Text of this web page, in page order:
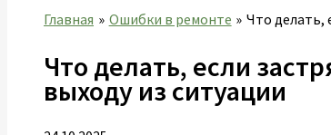
Главная Ошибки в ремонте Что делать,
Что делать, если
выходу из ситуации